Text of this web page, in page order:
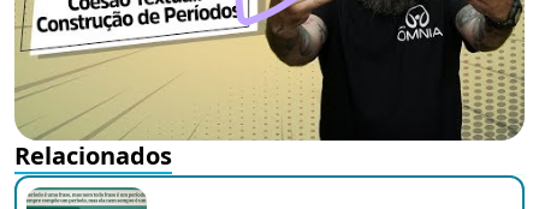
Relacionados